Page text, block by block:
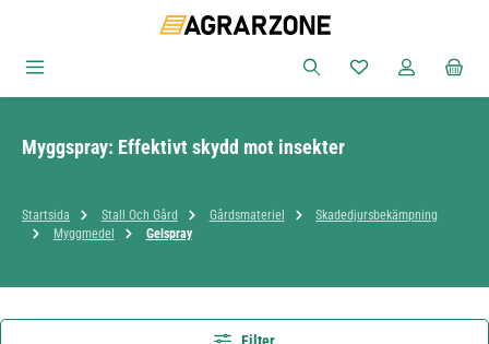
Du har 0 objekt i
Myggspray: Effektivt skydd mot insekter
Startsida Stall Och Gård Gårdsmateriel
Skadedjursbekämpning
Myggmedel
Gelspray